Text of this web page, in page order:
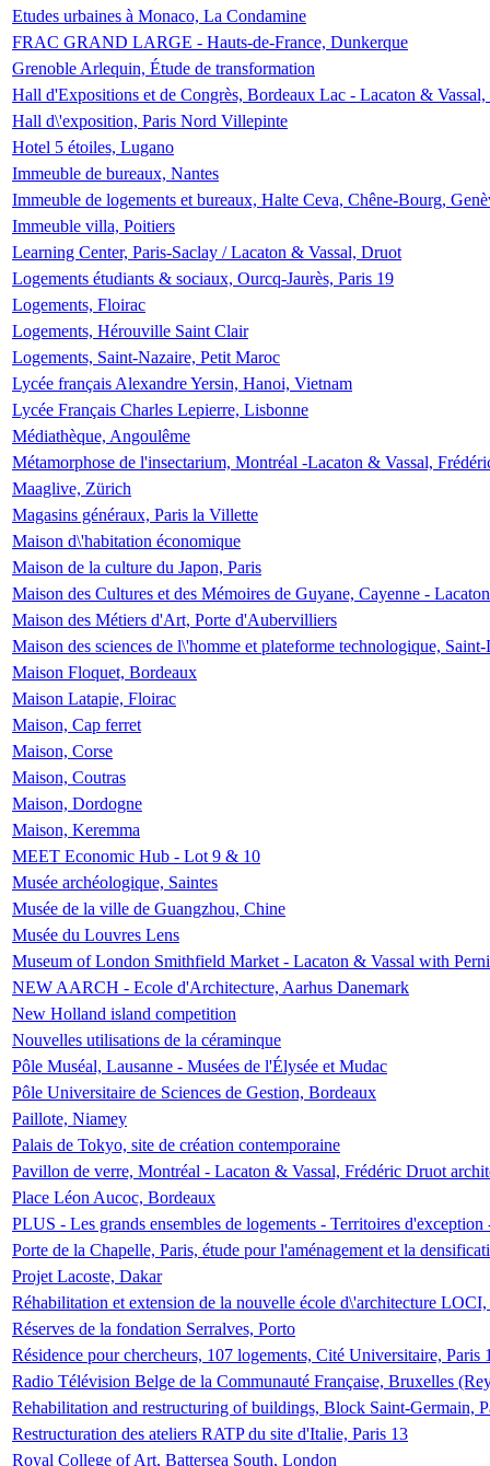
Etudes urbaines à Monaco, La Condamine
FRAC GRAND LARGE - Hauts-de-France, Dunkerque
Grenoble Arlequin, Étude de transformation
Hall d'Expositions et de Congrès, Bordeaux Lac - Lacaton &
Hall d\'exposition, Paris Nord Villepinte
Hotel 5 étoiles, Lugano
Immeuble de bureaux, Nantes
Immeuble de logements et bureaux, Halte Ceva, Chêne-Bourg,
Immeuble villa, Poitiers
Learning Center, Paris-Saclay / Lacaton & Vassal, Druot
Logements étudiants & sociaux, Ourcq-Jaurès, Paris 19
Logements, Floirac
Logements, Hérouville Saint Clair
Logements, Saint-Nazaire, Petit Maroc
Lycée français Alexandre Yersin, Hanoi, Vietnam
Lycée Français Charles Lepierre, Lisbonne
Médiathèque, Angoulême
Métamorphose de l'insectarium, Montréal -Lacaton & Vassal,
Maaglive, Zürich
Magasins généraux, Paris la Villette
Maison d\'habitation économique
Maison de la culture du Japon, Paris
Maison des Cultures et des Mémoires de Guyane, Cayenne -
Maison des Métiers d'Art, Porte d'Aubervilliers
Maison des sciences de l\'homme et plateforme technologique,
Maison Floquet, Bordeaux
Maison Latapie, Floirac
Maison, Cap ferret
Maison, Corse
Maison, Coutras
Maison, Dordogne
Maison, Keremma
MEET Economic Hub - Lot 9 & 10
Musée archéologique, Saintes
Musée de la ville de Guangzhou, Chine
Musée du Louvres Lens
Museum of London Smithfield Market - Lacaton & Vassal with
NEW AARCH - Ecole d'Architecture, Aarhus Danemark
New Holland island competition
Nouvelles utilisations de la céraminque
Pôle Muséal, Lausanne - Musées de l'Élysée et Mudac
Pôle Universitaire de Sciences de Gestion, Bordeaux
Paillote, Niamey
Palais de Tokyo, site de création contemporaine
Pavillon de verre, Montréal - Lacaton & Vassal, Frédéric Druot
Place Léon Aucoc, Bordeaux
PLUS - Les grands ensembles de logements - Territoires
Porte de la Chapelle, Paris, étude pour l'aménagement et la
Projet Lacoste, Dakar
Réhabilitation et extension de la nouvelle école d\'architecture
Réserves de la fondation Serralves, Porto
Résidence pour chercheurs, 107 logements, Cité Universitaire, Paris
Radio Télévision Belge de la Communauté Française, Bruxelles
Rehabilitation and restructuring of buildings, Block Saint-Germain,
Restructuration des ateliers RATP du site d'Italie, Paris 13
Royal College of Art, Battersea South, London